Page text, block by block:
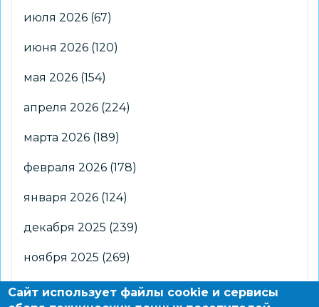
июля 2026 (67)
июня 2026 (120)
мая 2026 (154)
апреля 2026 (224)
марта 2026 (189)
февраля 2026 (178)
января 2026 (124)
декабря 2025 (239)
ноября 2025 (269)
октября 2025(266)
Сайт использует файлы cookie и сервисы